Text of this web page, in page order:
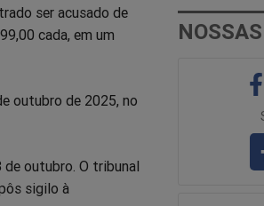
ser acusado de
cada, em um
outubro de 2025, no
outubro. O tribunal
sigilo à